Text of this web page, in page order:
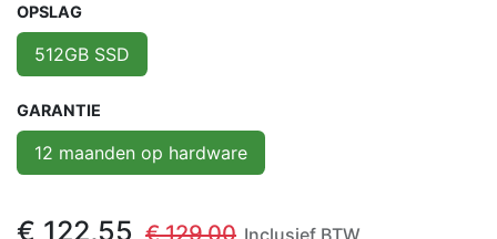
OPSLAG
512GB SSD
GARANTIE
12 maanden op hardware
€ 122,55 €129,00 Inclusief BTW